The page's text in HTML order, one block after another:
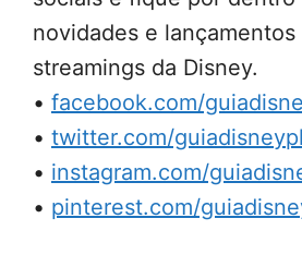
novidades e lançamentos
streamings da Disney.
• facebook.com/
• twitter.com/
• instagram.com/
• pinterest.com/